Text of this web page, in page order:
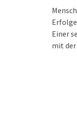
Einer
mit